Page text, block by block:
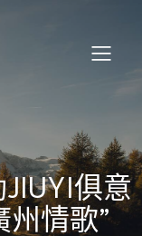
俱意
州情歌”